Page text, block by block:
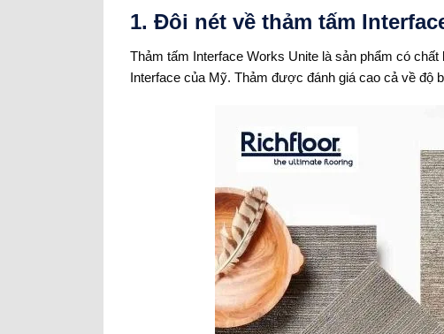
1. Đôi nét về thảm tấm
Thảm tấm Interface Works Unite là sản phẩm có
Interface của Mỹ. Thảm được đánh giá cao cả về độ